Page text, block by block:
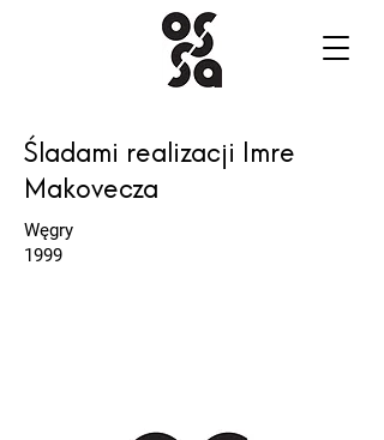
Śladami realizacji Imre
Makovecza
Węgry
1999